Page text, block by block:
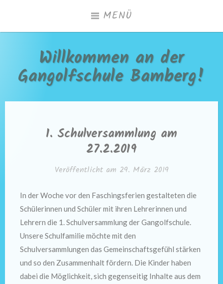
springen
MENÜ
Willkommen an der
Gangolfschule Bamberg!
1. Schulversammlung am
27.2.2019
Veröffentlicht am 29. März 2019
In der Woche vor den Faschingsferien gestalteten die
Schülerinnen und Schüler mit ihren Lehrerinnen und
Lehrern die 1. Schulversammlung der Gangolfschule.
Unsere Schulfamilie möchte mit den
Schulversammlungen das Gemeinschaftsgefühl stärken
und so den Zusammenhalt fördern. Die Kinder haben
dabei die Möglichkeit, sich gegenseitig Inhalte aus dem